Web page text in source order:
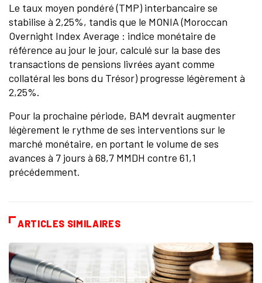
Le taux moyen pondéré (TMP) interbancaire se
stabilise à 2,25%, tandis que le MONIA (Moroccan
Overnight Index Average : indice monétaire de
référence au jour le jour, calculé sur la base des
transactions de pensions livrées ayant comme
collatéral les bons du Trésor) progresse légèrement à
2,25%.
Pour la prochaine période, BAM devrait augmenter
légèrement le rythme de ses interventions sur le
marché monétaire, en portant le volume de ses
avances à 7 jours à 68,7 MMDH contre 61,1
précédemment.
ARTICLES SIMILAIRES